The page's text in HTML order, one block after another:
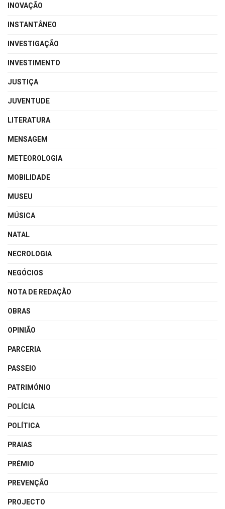
INOVAÇÃO
INSTANTÂNEO
INVESTIGAÇÃO
INVESTIMENTO
JUSTIÇA
JUVENTUDE
LITERATURA
MENSAGEM
METEOROLOGIA
MOBILIDADE
MUSEU
MÚSICA
NATAL
NECROLOGIA
NEGÓCIOS
NOTA DE REDAÇÃO
OBRAS
OPINIÃO
PARCERIA
PASSEIO
PATRIMÓNIO
POLÍCIA
POLÍTICA
PRAIAS
PRÉMIO
PREVENÇÃO
PROJECTO